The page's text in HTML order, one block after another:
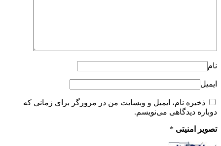
نام
ایمیل
ذخیره نام، ایمیل و وبسایت من در مرورگر برای زمانی که
دوباره دیدگاهی می‌نویسم.
تصویر امنیتی *